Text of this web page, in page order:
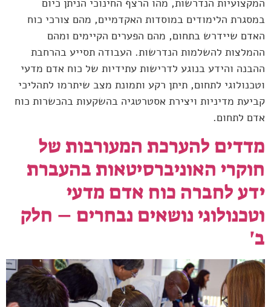
במסגרת הלימודים במוסדות האקדמיים, מהם צורכי כוח
האדם שיידרש בתחום, מהם הפערים הקיימים ומהם
ההמלצות להשלמות הנדרשות. העבודה תסייע בהרחבת
ההבנה והידע בנוגע לדרישות עתידיות של כוח אדם מדעי
וטכנולוגי לתחום, תיתן רקע ותמונת מצב שיתרמו לתהליכי
קביעת מדיניות ויצירת אסטרטגיה בהשקעות בהכשרות כוח
אדם לתחום.
מדדים להערכת המעורבות של
חוקרי האוניברסיטאות בהעברת
ידע לחברה כוח אדם מדעי
וטכנולוגי נושאים נבחרים – חלק
ב'